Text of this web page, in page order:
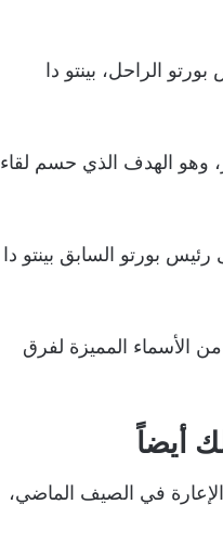
الراحل، بينتو دا
وهو الهدف الذي حسم لقاء
بورتو السابق بينتو دا
الأسماء المميزة لفرق
أيضاً
في الصيف الماضي،